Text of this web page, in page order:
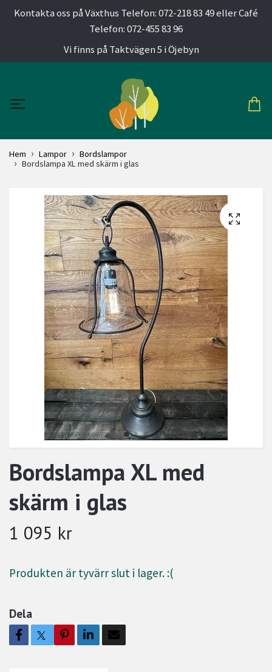
Kontakta oss på Växthus Telefon: 072-218 83 49 eller Café
Telefon: 072-455 83 96
Vi finns på Taktvägen 5 i Öjebyn
Hem Lampor
Bordslampor
Bordslampa XL med skärm i glas
Bordslampa XL med
skärm i glas
1 095 kr
Produkten är tyvärr slut i lager. :(
Dela